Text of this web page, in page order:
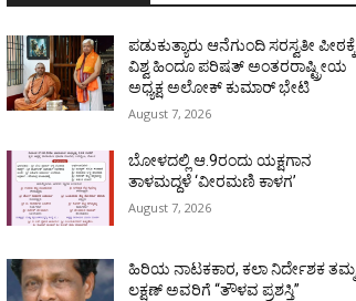
ಪಡುಕುತ್ಯಾರು ಆನೆಗುಂದಿ ಸರಸ್ವತೀ ಪೀಠಕ್ಕೆ
ವಿಶ್ವ ಹಿಂದೂ ಪರಿಷತ್ ಅಂತರರಾಷ್ಟ್ರೀಯ
ಅಧ್ಯಕ್ಷ ಅಲೋಕ್ ಕುಮಾರ್ ಭೇಟಿ
August 7, 2026
ಬೋಳದಲ್ಲಿ ಆ.9ರಂದು ಯಕ್ಷಗಾನ
ತಾಳಮದ್ದಳೆ ‘ವೀರಮಣಿ ಕಾಳಗ’
August 7, 2026
ಹಿರಿಯ ನಾಟಕಕಾರ, ಕಲಾ ನಿರ್ದೇಶಕ ತಮ್ಮ
ಲಕ್ಷಣ್ ಅವರಿಗೆ “ತೌಳವ ಪ್ರಶಸ್ತಿ”